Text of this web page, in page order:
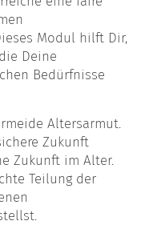
Modul hilft Dir,
Deine
Bedürfnisse
Altersarmut.
Zukunft
Zukunft im Alter.
Teilung der